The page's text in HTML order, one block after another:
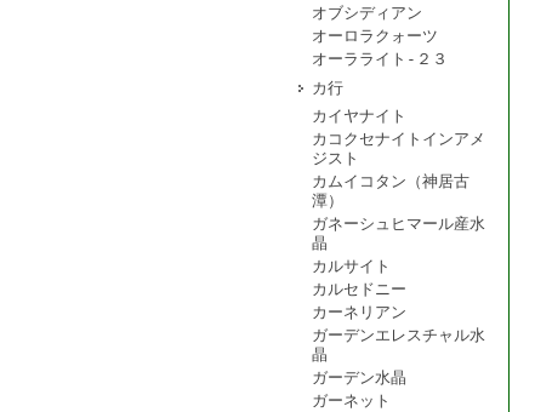
オブシディアン
オーロラクォーツ
オーラライト-２３
カ行
カイヤナイト
カコクセナイトインアメ
ジスト
カムイコタン（神居古
潭）
ガネーシュヒマール産水
晶
カルサイト
カルセドニー
カーネリアン
ガーデンエレスチャル水
晶
ガーデン水晶
ガーネット